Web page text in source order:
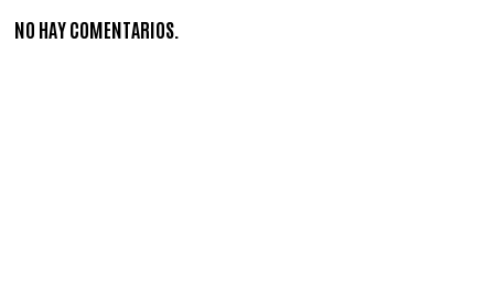
NO HAY COMENTARIOS.